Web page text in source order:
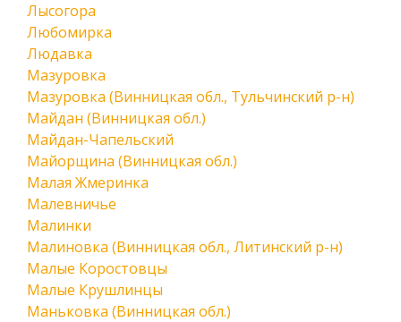
Лысогора
Любомирка
Людавка
Мазуровка
Мазуровка (Винницкая обл., Тульчинский р-н)
Майдан (Винницкая обл.)
Майдан-Чапельский
Майорщина (Винницкая обл.)
Малая Жмеринка
Малевничье
Малинки
Малиновка (Винницкая обл., Литинский р-н)
Малые Коростовцы
Малые Крушлинцы
Маньковка (Винницкая обл.)